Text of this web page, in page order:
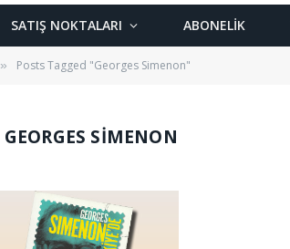
SATIŞ NOKTALARI ABONELIK
» Posts Tagged "Georges Simenon"
GEORGES SIMENON